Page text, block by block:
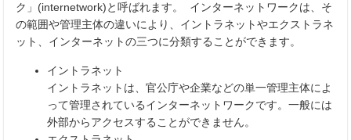
ク」(internetwork)と呼ばれます。 インターネットワークは、そ
の範囲や管理主体の違いにより、イントラネットやエクストラネ
ット、インターネットの三つに分類することができます。
イントラネット
イントラネットは、官公庁や企業などの単一管理主体によ
って管理されているインターネットワークです。一般には
外部からアクセスすることができません。